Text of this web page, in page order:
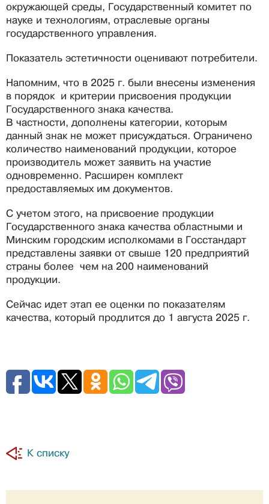
окружающей среды, Государственный комитет по
науке и технологиям, отраслевые органы
государственного управления.
Показатель эстетичности оценивают потребители.
Напомним, что в 2025 г. были внесены изменения
в порядок и критерии присвоения продукции
Государственного знака качества.
В частности, дополнены категории, которым
данный знак не может присуждаться. Ограничено
количество наименований продукции, которое
производитель может заявить на участие
одновременно. Расширен комплект
предоставляемых им документов.
С учетом этого, на присвоение продукции
Государственного знака качества областными и
Минским городским исполкомами в Госстандарт
представлены заявки от свыше 120 предприятий
страны более чем на 200 наименований
продукции.
Сейчас идет этап ее оценки по показателям
качества, который продлится до 1 августа 2025 г.
К списку